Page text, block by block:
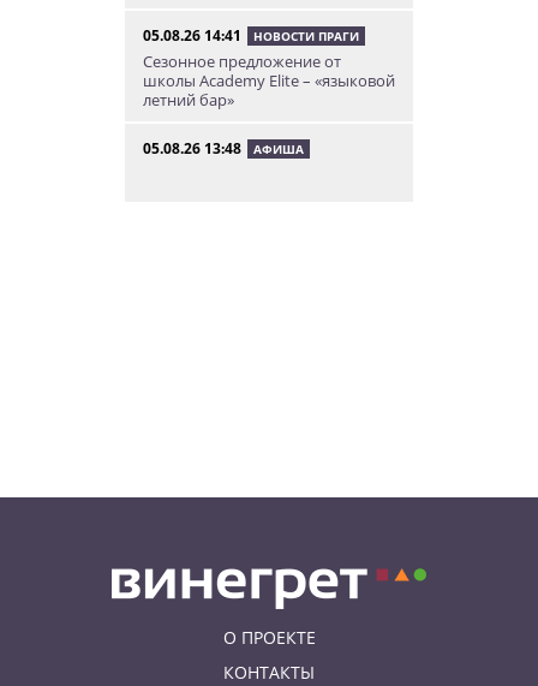
05.08.26 14:41 НОВОСТИ ПРАГИ
Сезонное предложение от
школы Academy Elite – «языковой
летний бар»
05.08.26 13:48 АФИША
О ПРОЕКТЕ
КОНТАКТЫ